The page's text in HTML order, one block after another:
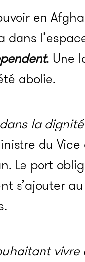
en
. Une
abolie.
la
du Vice
Le port
s’ajouter
vivre